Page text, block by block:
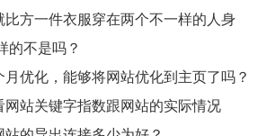
比方一件衣服穿在两个不一样的人身
的不是吗？
月优化，能够将网站优化到主页了吗？
网站关键字指数跟网站的实际情况